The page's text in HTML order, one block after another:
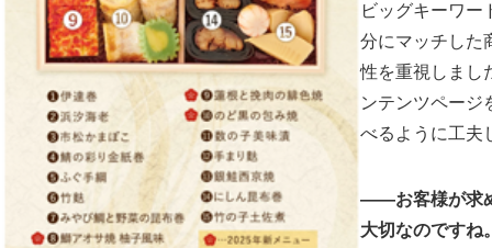
ビッグキーワー
分にマッチした
性を重視しまし
ンテンツページ
べるように工夫
――お客様が求
大切なのですね